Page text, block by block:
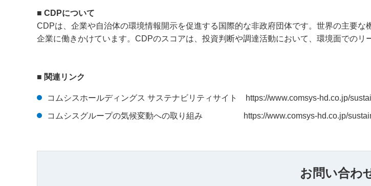
■ CDPについて
CDPは、企業や自治体の環境情報開示を促進する国際的な非政府団体です。世界の主要
企業に働きかけています。CDPのスコアは、投資判断や調達活動において、環境面でのリ
■ 関連リンク
コムシスホールディングス サステナビリティサイト https://www.comsys-hd.co.jp/
コムシスグループの気候変動への取り組み https://www.comsys-hd.co.jp/
お問い合わ